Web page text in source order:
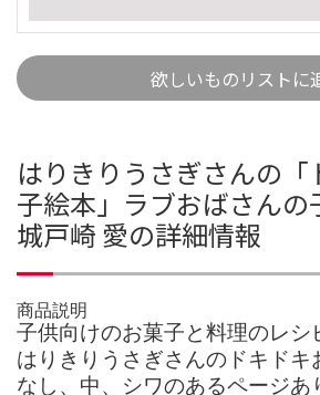
欲しいものリストに
はりきりうさぎさんの「
子絵本」ラブおばさんの
城戸崎 愛の詳細情報
商品説明
子供向けのお菓子と料理のレシ
はりきりうさぎさんのドキドキ
なし、中、シワのあるページあ